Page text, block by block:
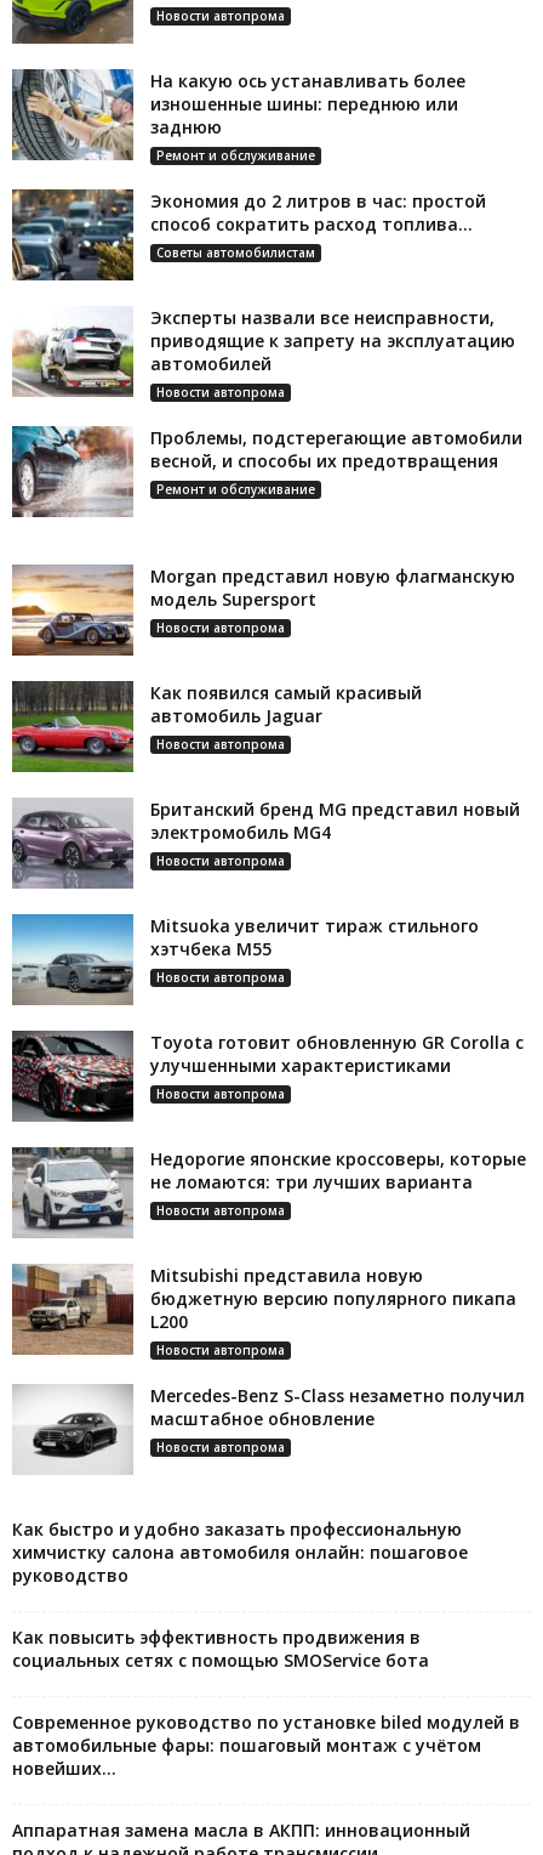
Новости автопрома
На какую ось устанавливать более
изношенные шины: переднюю или
заднюю
Ремонт и обслуживание
Экономия до 2 литров в час: простой
способ сократить расход топлива...
Советы автомобилистам
Эксперты назвали все неисправности,
приводящие к запрету на эксплуатацию
автомобилей
Новости автопрома
Проблемы, подстерегающие автомобили
весной, и способы их предотвращения
Ремонт и обслуживание
Morgan представил новую флагманскую
модель Supersport
Новости автопрома
Как появился самый красивый
автомобиль Jaguar
Новости автопрома
Британский бренд MG представил новый
электромобиль MG4
Новости автопрома
Mitsuoka увеличит тираж стильного
хэтчбека М55
Новости автопрома
Toyota готовит обновленную GR Corolla с
улучшенными характеристиками
Новости автопрома
Недорогие японские кроссоверы, которые
не ломаются: три лучших варианта
Новости автопрома
Mitsubishi представила новую
бюджетную версию популярного пикапа
L200
Новости автопрома
Mercedes-Benz S-Class незаметно получил
масштабное обновление
Новости автопрома
Как быстро и удобно заказать профессиональную
химчистку салона автомобиля онлайн: пошаговое
руководство
Как повысить эффективность продвижения в
социальных сетях с помощью SMOService бота
Современное руководство по установке biled модулей в
автомобильные фары: пошаговый монтаж с учётом
новейших...
Аппаратная замена масла в АКПП: инновационный